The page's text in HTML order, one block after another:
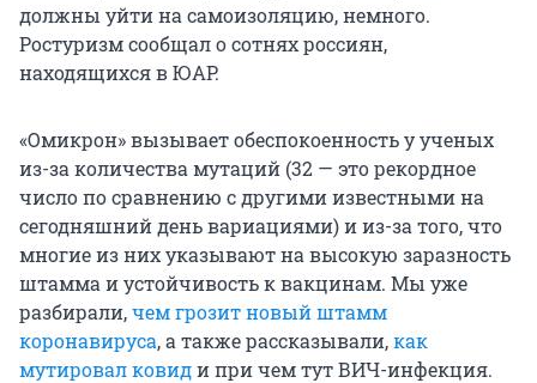
должны уйти на самоизоляцию, немного.
Ростуризм сообщал о сотнях россиян,
находящихся в ЮАР.
«Омикрон» вызывает обеспокоенность у ученых
из-за количества мутаций (32 — это рекордное
число по сравнению с другими известными на
сегодняшний день вариациями) и из-за того, что
многие из них указывают на высокую заразность
штамма и устойчивость к вакцинам. Мы уже
разбирали,чем грозит новый штамм
коронавируса, а также рассказывали,как
мутировал ковиди при чем тут ВИЧ-инфекция.